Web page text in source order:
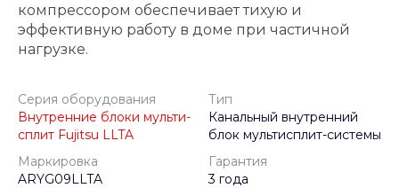
компрессором обеспечивает тихую и
эффективную работу в доме при частичной
нагрузке.
Серия оборудования
Внутренние блоки мульти-
сплит Fujitsu LLTA
Тип
Канальный внутренний
блок мультисплит-системы
Маркировка
ARYG09LLTA
Гарантия
3 года